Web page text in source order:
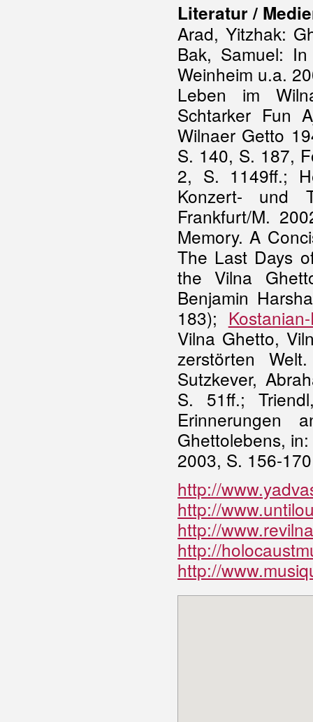
Literatur /
Arad, Yitzhak:
Bak, Samuel:
Weinheim u.a.
Leben im
Schtarker Fun
Wilnaer Getto
S. 140, S. 187,
2, S. 1149ff.;
Konzert- und
Frankfurt/M.
Memory. A
The Last Days
the Vilna
Benjamin
183);
Vilna Ghetto,
zerstörten
Sutzkever,
S. 51ff.;
Erinnerungen
Ghettolebens,
2003, S. 156-170
http://
http://
http://
http://
http://